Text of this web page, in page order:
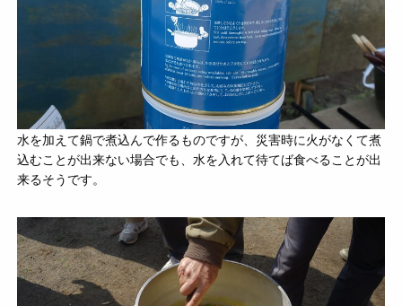
水を加えて鍋で煮込んで作るものですが、災害時に火がなくて煮
込むことが出来ない場合でも、水を入れて待てば食べることが出
来るそうです。